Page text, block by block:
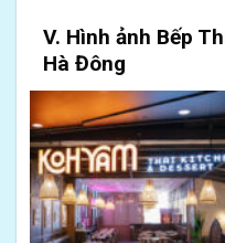
V. Hình ảnh Bếp
Hà Đông